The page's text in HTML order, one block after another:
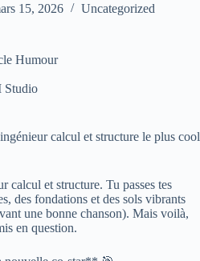
15, 2026 Uncategorized
Humour
Studio
calcul et structure le plus cool
calcul et structure. Tu passes tes
des fondations et des sols vibrants
une bonne chanson). Mais voilà,
en question.